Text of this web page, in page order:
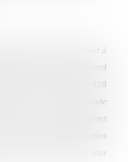
au secteur privé, permet à
d'un commun accord
par la loi n° 2019-828
1 à L. 552-5 du Code
aux fonctionnaires
versants de la fonction
pouvant liquider leur